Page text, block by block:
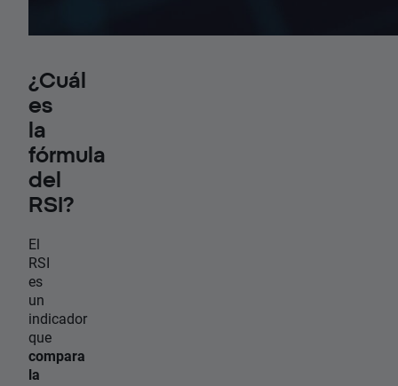
¿Cuál
es
la
fórmula
del
RSI?
El
RSI
es
un
indicador
que
compara
la